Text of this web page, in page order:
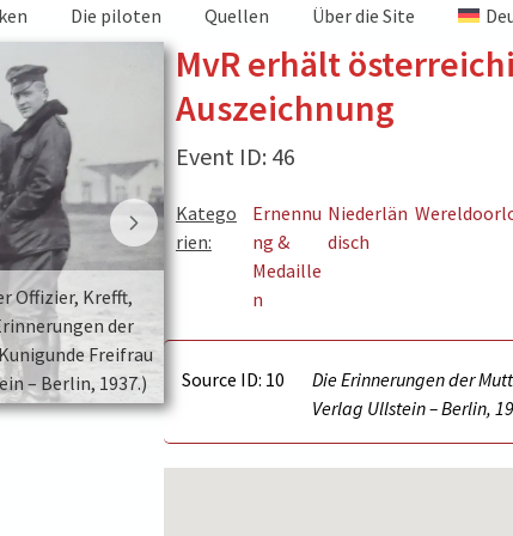
Die piloten Quellen Über die Site
Offizier, Krefft,
der
Freifrau
– Berlin, 1937.)
Kurt Wolff, ein Österreichischer
von Richthofen. Im Verlag Ullstein –
MvR erhält
Auszeichnung
Event ID: 46
Katego
rien:
Ernennu
ng &
Medaille
n
Niederlän
disch
Source ID: 10
Die Erinnerungen der
Verlag Ullstein – Berlin,